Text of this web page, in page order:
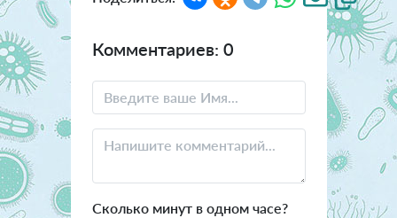
Комментариев: 0
Сколько минут в одном часе?